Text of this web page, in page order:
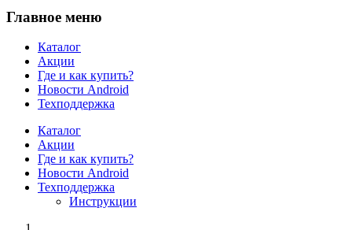
Главное меню
Каталог
Акции
Где и как купить?
Новости Android
Техподдержка
Каталог
Акции
Где и как купить?
Новости Android
Техподдержка
Инструкции